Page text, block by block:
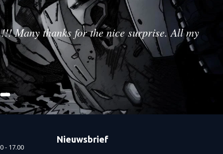
Many thanks for the nice surprise. All my
- 17.00
Nieuwsbrief